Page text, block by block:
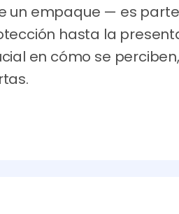
un empaque — es
hasta la
en cómo se